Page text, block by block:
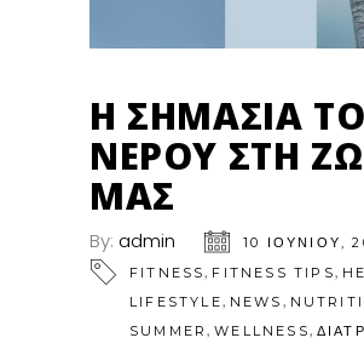
Η ΣΗΜΑΣΊΑ
ΝΕΡΟΎ ΣΤΗ
ΜΑΣ
By: admin
10 ΙΟΥΝΊΟΥ,
FITNESS, FITNESS TIPS,
LIFESTYLE, NEWS ,
SUMMER,WELLNESS,